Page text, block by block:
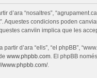
d’ara “nosaltres”,
Aquestes condicions poden
canvïin implica que les
d’ara “ells”, “el phpBB”,
www.phpbb.com. El phpBB
www.phpbb.com/.